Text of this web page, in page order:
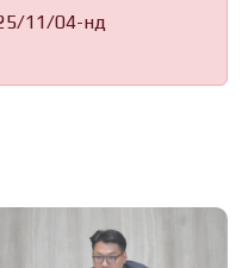
11/04-нд